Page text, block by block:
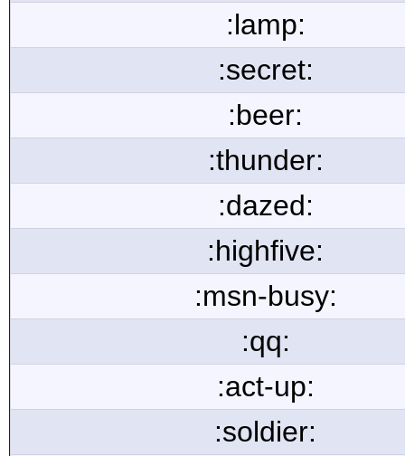
:lamp:
:secret:
:beer:
:thunder:
:dazed:
:highfive:
:msn-busy:
:qq:
:act-up:
:soldier: